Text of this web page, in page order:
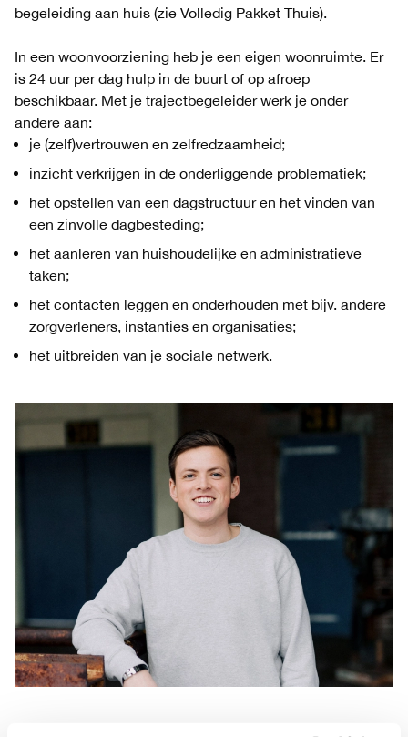
begeleiding aan huis (zie Volledig Pakket Thuis).
In een woonvoorziening heb je een eigen woonruimte. Er
is 24 uur per dag hulp in de buurt of op afroep
beschikbaar. Met je trajectbegeleider werk je onder
andere aan:
je (zelf)vertrouwen en zelfredzaamheid;
inzicht verkrijgen in de onderliggende problematiek;
het opstellen van een dagstructuur en het vinden van
een zinvolle dagbesteding;
het aanleren van huishoudelijke en administratieve
taken;
het contacten leggen en onderhouden met bijv. andere
zorgverleners, instanties en organisaties;
het uitbreiden van je sociale netwerk.